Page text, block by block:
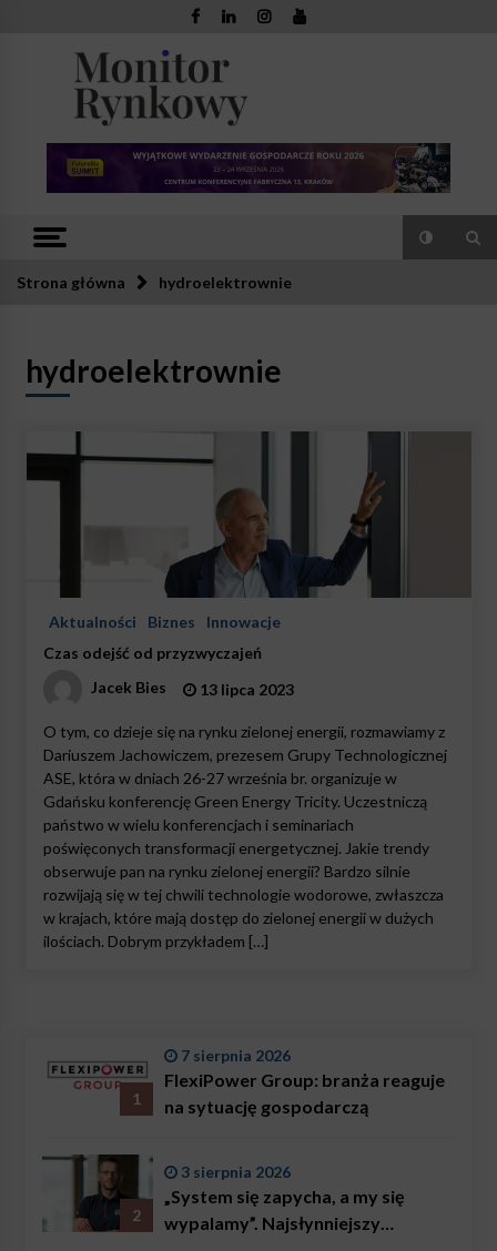
Monitor
Rynkowy
Strona główna hydroelektrownie
hydroelektrownie
Aktualności Biznes
Innowacje
Czas odejść od przyzwyczajeń
Jacek Bies
13 lipca 2023
O tym, co dzieje się na rynku zielonej energii, rozmawiamy z
Dariuszem Jachowiczem, prezesem Grupy Technologicznej
ASE, która w dniach 26-27 września br. organizuje w
Gdańsku konferencję Green Energy Tricity. Uczestniczą
państwo w wielu konferencjach i seminariach
poświęconych transformacji energetycznej. Jakie trendy
obserwuje pan na rynku zielonej energii? Bardzo silnie
rozwijają się w tej chwili technologie wodorowe, zwłaszcza
w krajach, które mają dostęp do zielonej energii w dużych
ilościach. Dobrym przykładem […]
1
7 sierpnia 2026
FlexiPower Group: branża reaguje
na sytuację gospodarczą
2
3 sierpnia 2026
„System się zapycha, a my się
wypalamy”. Najsłynniejszy